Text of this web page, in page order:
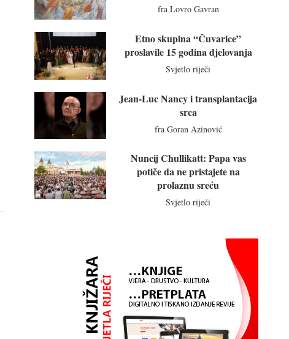
fra Lovro Gavran
Etno skupina “Čuvarice”
proslavile 15 godina djelovanja
Svjetlo riječi
Jean-Luc Nancy i transplantacija
srca
fra Goran Azinović
Nuncij Chullikatt: Papa vas
potiče da ne pristajete na
prolaznu sreću
Svjetlo riječi